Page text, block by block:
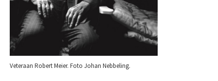
Veteraan Robert Meier. Foto Johan Nebbeling.